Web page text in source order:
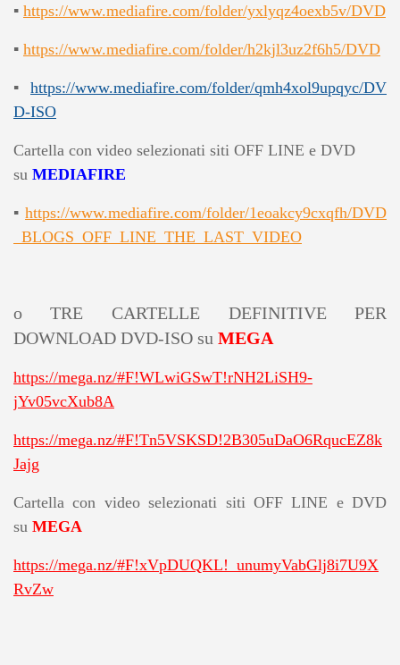
▪ https://www.mediafire.com/folder/yxlyqz4oexb5v/DVD
▪ https://www.mediafire.com/folder/h2kjl3uz2f6h5/DVD
▪
https://www.mediafire.com/folder/qmh4xol9upqyc/DV
D-ISO
Cartella con video selezionati siti OFF LINE e DVD
su MEDIAFIRE
▪ https://www.mediafire.com/folder/1eoakcy9cxqfh/DVD
_BLOGS_OFF_LINE_THE_LAST_VIDEO
o TRE CARTELLE DEFINITIVE PER
DOWNLOAD DVD-ISO su MEGA
https://mega.nz/#F!WLwiGSwT!rNH2LiSH9-
jYv05vcXub8A
https://mega.nz/#F!Tn5VSKSD!2B305uDaO6RqucEZ8k
Jajg
Cartella con video selezionati siti OFF LINE e DVD
su MEGA
https://mega.nz/#F!xVpDUQKL!_unumyVabGlj8i7U9X
RvZw